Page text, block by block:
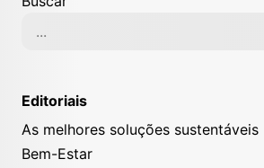
Editoriais
As melhores soluções sustentáveis
Bem-Estar